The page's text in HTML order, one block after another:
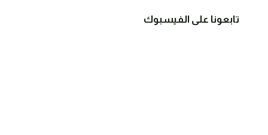
تابعونا على الفيسبوك